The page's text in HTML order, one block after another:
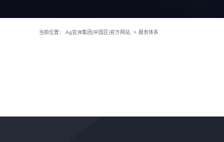
当前位置： Ag亚洲集团(中国区)官方网站, > 服务体系